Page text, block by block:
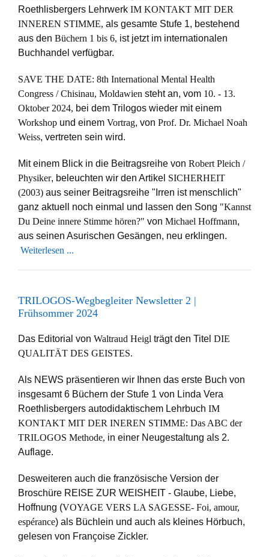
Roethlisbergers Lehrwerk IM KONTAKT MIT DER
INNEREN STIMME, als gesamte Stufe 1, bestehend
aus den Büchern 1 bis 6, ist jetzt im internationalen
Buchhandel verfügbar.
SAVE THE DATE: 8th International Mental Health
Congress / Chisinau, Moldawien steht an, vom 10. - 13.
Oktober 2024, bei dem Trilogos wieder mit einem
Workshop und einem Vortrag, von Prof. Dr. Michael Noah
Weiss, vertreten sein wird.
Mit einem Blick in die Beitragsreihe von Robert Pleich /
Physiker, beleuchten wir den Artikel SICHERHEIT
(2003) aus seiner Beitragsreihe "Irren ist menschlich"
ganz aktuell noch einmal und lassen den Song "Kannst
Du Deine innere Stimme hören?" von Michael Hoffmann,
aus seinen Asurischen Gesängen, neu erklingen.
Weiterlesen ...
TRILOGOS-Wegbegleiter Newsletter 2 |
Frühsommer 2024
Das Editorial von Waltraud Heigl trägt den Titel DIE
QUALITÄT DES GEISTES.
Als NEWS präsentieren wir Ihnen das erste Buch von
insgesamt 6 Büchern der Stufe 1 von Linda Vera
Roethlisbergers autodidaktischem Lehrbuch IM
KONTAKT MIT DER INEREN STIMME: Das ABC der
TRILOGOS Methode, in einer Neugestaltung als 2.
Auflage.
Desweiteren auch die französische Version der
Broschüre REISE ZUR WEISHEIT - Glaube, Liebe,
Hoffnung (VOYAGE VERS LA SAGESSE- Foi, amour,
espérance) als Büchlein und auch als kleines Hörbuch,
gelesen von Françoise Zickler.